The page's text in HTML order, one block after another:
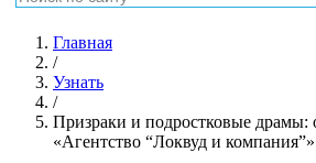
Главная
/
Узнать
/
Призраки и подростковые драмы:
«Агентство “Локвуд и компания”»